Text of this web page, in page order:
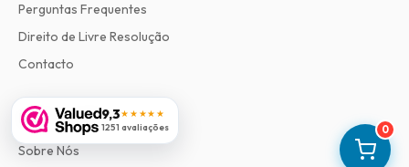
0
9,3★★★★★
1251 avaliações
Perguntas Frequentes
Direito de Livre Resolução
Contacto
Informações
Sobre Nós